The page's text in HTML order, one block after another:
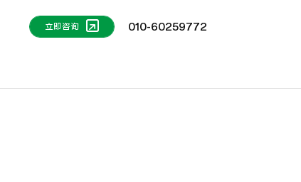
立即咨询 010-60259772